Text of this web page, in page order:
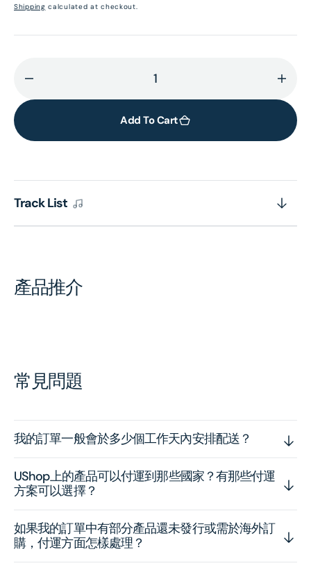
price
Shipping calculated at checkout.
quantity
BELLINI:
[Eloquence]
for
Add To Cart
Track List
產品推介
常見問題
我的訂單一般會於多少個工作天內安排配送？
UShop上的產品可以付運到那些國家？有那些付運
方案可以選擇？
如果我的訂單中有部分產品還未發行或需於海外訂
購，付運方面怎樣處理？